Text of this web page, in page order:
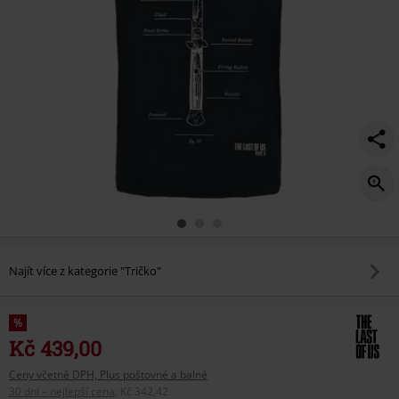
Najít více z kategorie "Tričko"
%
Kč 439,00
Ceny včetně DPH, Plus poštovné a balné
30 dní – nejlepší cena
Kč 342,42